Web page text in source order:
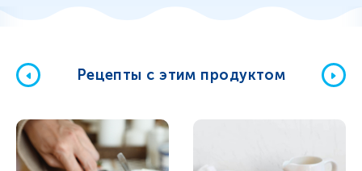
Рецепты с этим продуктом